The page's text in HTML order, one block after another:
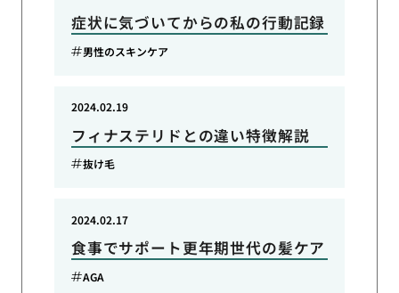
症状に気づいてからの私の行動記録
男性のスキンケア
フィナステリドとの違い特徴解説
2024.02.19
抜け毛
食事でサポート更年期世代の髪ケア
2024.02.17
AGA